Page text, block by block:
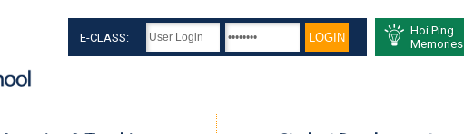
E-CLASS:
Hoi Ping
Memories